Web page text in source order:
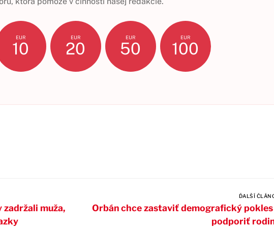
EUR
10
EUR
20
EUR
50
EUR
100
muža,
ĎALŠÍ
Orbán chce zastaviť demografický pokles
podporiť